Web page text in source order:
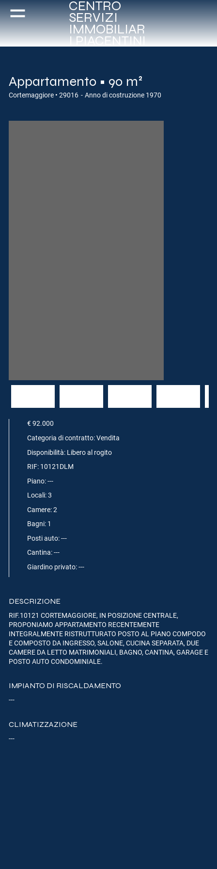
CENTRO
SERVIZI
IMMOBILIAR
I PIACENTINI
Appartamento • 90 m²
Cortemaggiore • 29016 - Anno di costruzione 1970
€ 92.000
Categoria di contratto: Vendita
Disponibilità: Libero al rogito
RIF: 10121DLM
Piano: ---
Locali: 3
Camere: 2
Bagni: 1
Posti auto: ---
Cantina: ---
Giardino privato: ---
DESCRIZIONE
RIF.10121 CORTEMAGGIORE, IN POSIZIONE CENTRALE,
PROPONIAMO APPARTAMENTO RECENTEMENTE
INTEGRALMENTE RISTRUTTURATO POSTO AL PIANO COMPODO
E COMPOSTO DA INGRESSO, SALONE, CUCINA SEPARATA, DUE
CAMERE DA LETTO MATRIMONIALI, BAGNO, CANTINA, GARAGE E
POSTO AUTO CONDOMINIALE.
IMPIANTO DI RISCALDAMENTO
---
CLIMATIZZAZIONE
---